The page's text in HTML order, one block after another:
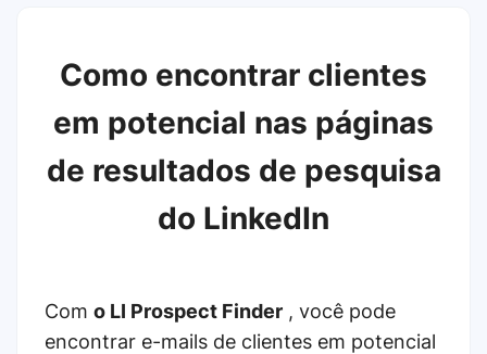
Como encontrar clientes
em potencial nas páginas
de resultados de pesquisa
do LinkedIn
Com o LI Prospect Finder , você pode
encontrar e-mails de clientes em potencial